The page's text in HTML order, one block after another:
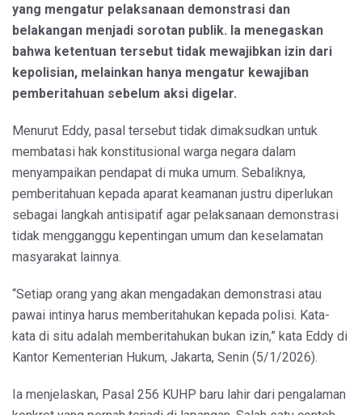
yang mengatur pelaksanaan demonstrasi dan
belakangan menjadi sorotan publik. Ia menegaskan
bahwa ketentuan tersebut tidak mewajibkan izin dari
kepolisian, melainkan hanya mengatur kewajiban
pemberitahuan sebelum aksi digelar.
Menurut Eddy, pasal tersebut tidak dimaksudkan untuk
membatasi hak konstitusional warga negara dalam
menyampaikan pendapat di muka umum. Sebaliknya,
pemberitahuan kepada aparat keamanan justru diperlukan
sebagai langkah antisipatif agar pelaksanaan demonstrasi
tidak mengganggu kepentingan umum dan keselamatan
masyarakat lainnya.
“Setiap orang yang akan mengadakan demonstrasi atau
pawai intinya harus memberitahukan kepada polisi. Kata-
kata di situ adalah memberitahukan bukan izin,” kata Eddy di
Kantor Kementerian Hukum, Jakarta, Senin (5/1/2026).
Ia menjelaskan, Pasal 256 KUHP baru lahir dari pengalaman